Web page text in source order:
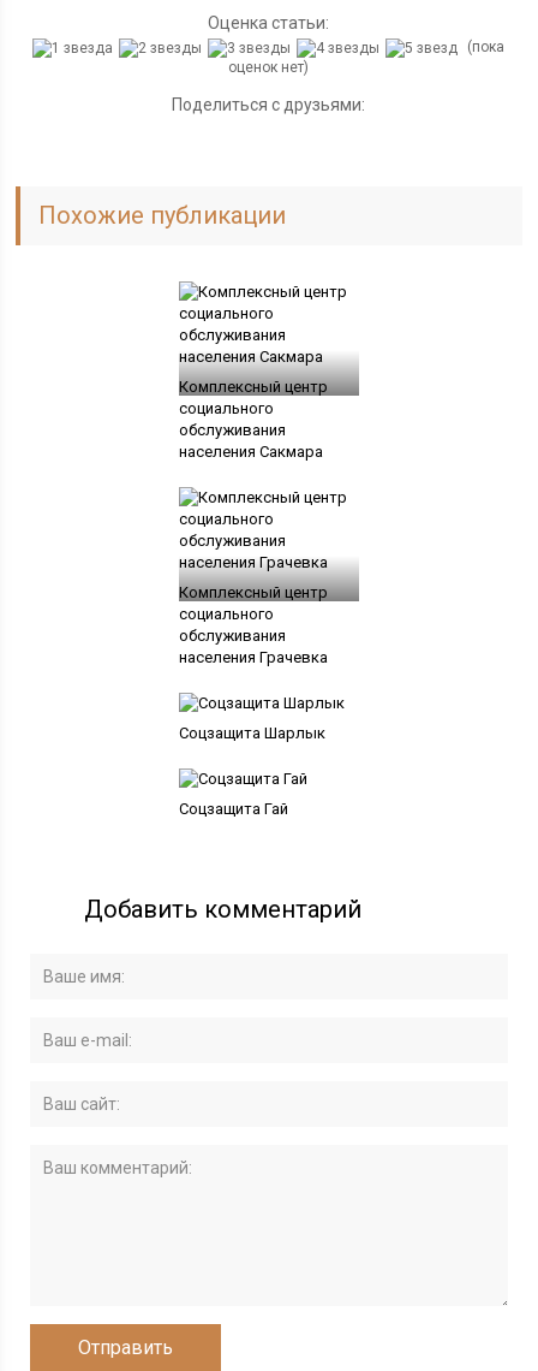
Оценка статьи:
(пока
оценок нет)
Поделиться с друзьями:
Похожие публикации
Комплексный центр
социального
обслуживания
населения Сакмара
Комплексный центр
социального
обслуживания
населения Грачевка
Соцзащита Шарлык
Соцзащита Гай
Добавить комментарий